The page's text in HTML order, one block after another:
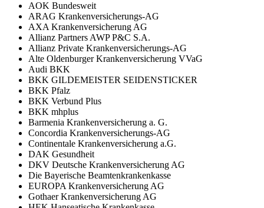
AOK Bundesweit
ARAG Krankenversicherungs-AG
AXA Krankenversicherung AG
Allianz Partners AWP P&C S.A.
Allianz Private Krankenversicherungs-AG
Alte Oldenburger Krankenversicherung VVaG
Audi BKK
BKK GILDEMEISTER SEIDENSTICKER
BKK Pfalz
BKK Verbund Plus
BKK mhplus
Barmenia Krankenversicherung a. G.
Concordia Krankenversicherungs-AG
Continentale Krankenversicherung a.G.
DAK Gesundheit
DKV Deutsche Krankenversicherung AG
Die Bayerische Beamtenkrankenkasse
EUROPA Krankenversicherung AG
Gothaer Krankenversicherung AG